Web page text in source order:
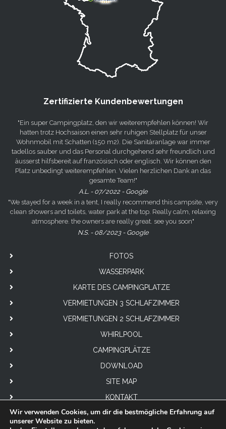
Zertifizierte Kundenbewertungen
"Ein super Campingplatz, den wir weiterempfehlen können! Wir
hatten trotz Hochsaison einen sehr ruhigen Stellplatz für unser
Wohnmobil mit Schatten (150 m2). Die Sanitäranlage war immer
tadellos sauber und das Personal durchgehend sehr freundlich und
äusserst hilfsbereit auf französisch oder englisch. Wir können den
Platz unbedingt weiterempfehlen. Vielen herzlichen Dank an das
gesamte Team!"
A.L. - 07/2022 - Google
"We stayed for a week in a tent, I really recommend this campsite, very
clean showers and toilets, water park at the top. Really calm, relaxing
atmosphere. the owners are really great. see you soon"
N.S. - 08/2023 - Google
FOTOS
WASSERPARK
KARTE DES CAMPINGPLATZE
VERMIETUNGEN 3 SCHLAFZIMMER
VERMIETUNGEN 2 SCHLAFZIMMER
WHIRLPOOL
CAMPINGPLÄTZE
DOWNLOAD
SITE MAP
KONTAKT
Wir verwenden Cookies, um dir die bestmögliche Erfahrung auf
unserer Website zu bieten.